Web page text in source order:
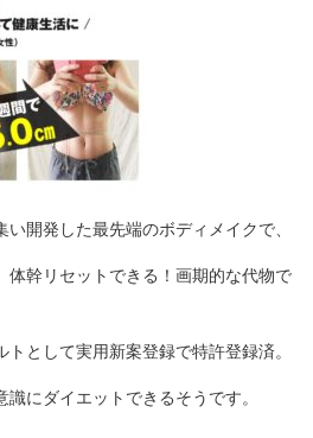
開発した最先端のボディメイクで、
体幹リセットできる！画期的な代物で
として実用新案登録で特許登録済。
にダイエットできるそうです。